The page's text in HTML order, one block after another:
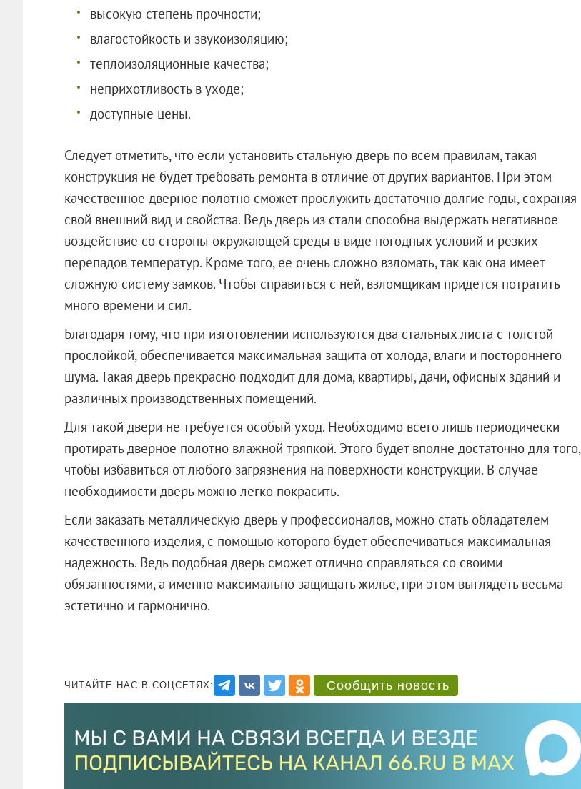
высокую степень прочности;
влагостойкость и звукоизоляцию;
теплоизоляционные качества;
неприхотливость в уходе;
доступные цены.
Следует отметить, что если установить стальную дверь по всем правилам, такая
конструкция не будет требовать ремонта в отличие от других вариантов. При этом
качественное дверное полотно сможет прослужить достаточно долгие годы, сохраняя
свой внешний вид и свойства. Ведь дверь из стали способна выдержать негативное
воздействие со стороны окружающей среды в виде погодных условий и резких
перепадов температур. Кроме того, ее очень сложно взломать, так как она имеет
сложную систему замков. Чтобы справиться с ней, взломщикам придется потратить
много времени и сил.
Благодаря тому, что при изготовлении используются два стальных листа с толстой
прослойкой, обеспечивается максимальная защита от холода, влаги и постороннего
шума. Такая дверь прекрасно подходит для дома, квартиры, дачи, офисных зданий и
различных производственных помещений.
Для такой двери не требуется особый уход. Необходимо всего лишь периодически
протирать дверное полотно влажной тряпкой. Этого будет вполне достаточно для того,
чтобы избавиться от любого загрязнения на поверхности конструкции. В случае
необходимости дверь можно легко покрасить.
Если заказать металлическую дверь у профессионалов, можно стать обладателем
качественного изделия, с помощью которого будет обеспечиваться максимальная
надежность. Ведь подобная дверь сможет отлично справляться со своими
обязанностями, а именно максимально защищать жилье, при этом выглядеть весьма
эстетично и гармонично.
ЧИТАЙТЕ НАС В СОЦСЕТЯХ: Сообщить новость